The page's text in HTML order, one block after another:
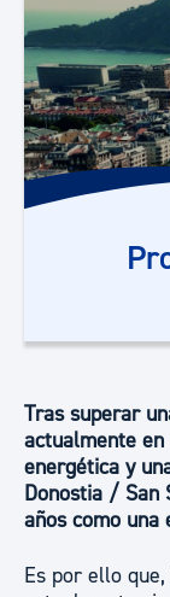
Tras superar
actualmente
energética y
Donostia / San
años como
Es por ello